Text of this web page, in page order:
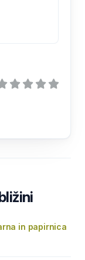
in papirnica